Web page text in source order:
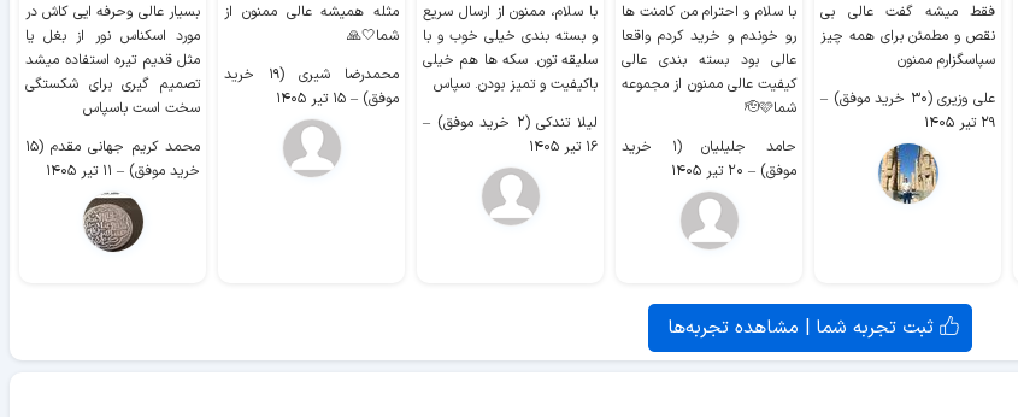
فقط میشه گفت عالی بی
نقص و مطمئن برای همه چیز
سپاسگزارم ممنون
علی وزیری (۳۰ خرید موفق)
–
۲۹ تیر ۱۴۰۵
با سلام و احترام من کامنت ها
رو خوندم و خرید کردم واقعا
عالی بود بسته بندی عالی
کیفیت عالی ممنون از مجموعه
شما🫡🩷
حامد جلیلیان (۱ خرید
موفق) – ۲۰ تیر ۱۴۰۵
با سلام، ممنون از ارسال سریع
و بسته بندی خیلی خوب و با
سلیقه تون. سکه ها هم خیلی
باکیفیت و تمیز بودن. سپاس
لیلا تندکی (۲ خرید موفق)
–
۱۶ تیر ۱۴۰۵
مثله همیشه عالی ممنون از
شما🤍🙏
محمدرضا شیری (۱۹ خرید
موفق) – ۱۵ تیر ۱۴۰۵
بسیار عالی وحرفه ایی کاش در
مورد اسکناس نور از بغل یا
مثل قدیم تیره استفاده میشد
تصمیم گیری برای شکستگی
سخت است باسپاس
محمد کریم جهانی مقدم (۱۵
خرید موفق) – ۱۱ تیر ۱۴۰۵
ثبت تجربه شما | مشاهده تجربه‌ها